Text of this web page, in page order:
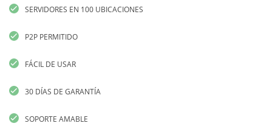
SERVIDORES EN 100 UBICACIONES
P2P PERMITIDO
FÁCIL DE USAR
30 DÍAS DE GARANTÍA
SOPORTE AMABLE